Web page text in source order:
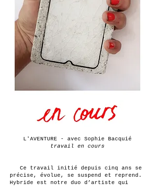
L'AVENTURE - avec Sophie Bacquié
travail en cours
Ce travail initié depuis cinq ans se
précise, évolue, se suspend et reprend.
Hybride est notre duo d’artiste qui